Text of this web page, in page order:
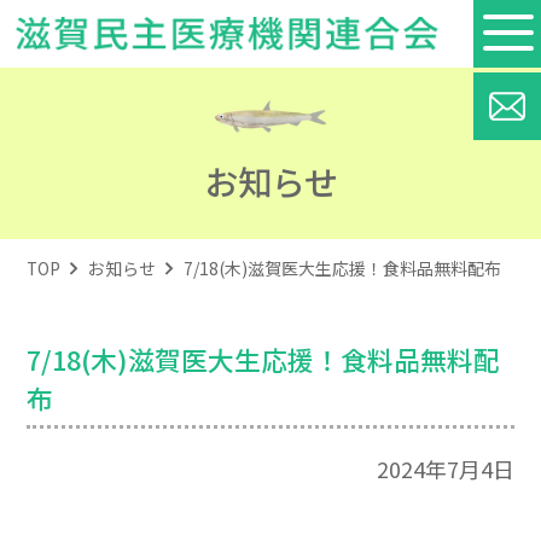
お知らせ
TOP お知らせ 7/18(木)滋賀医大生応援！食料品無料配布
7/18(木)滋賀医大生応援！食料品無料配
布
2024年7月4日